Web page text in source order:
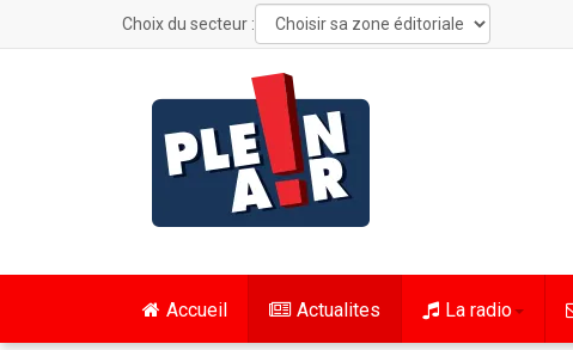
Choix du secteur :
Accueil Actualites La radio